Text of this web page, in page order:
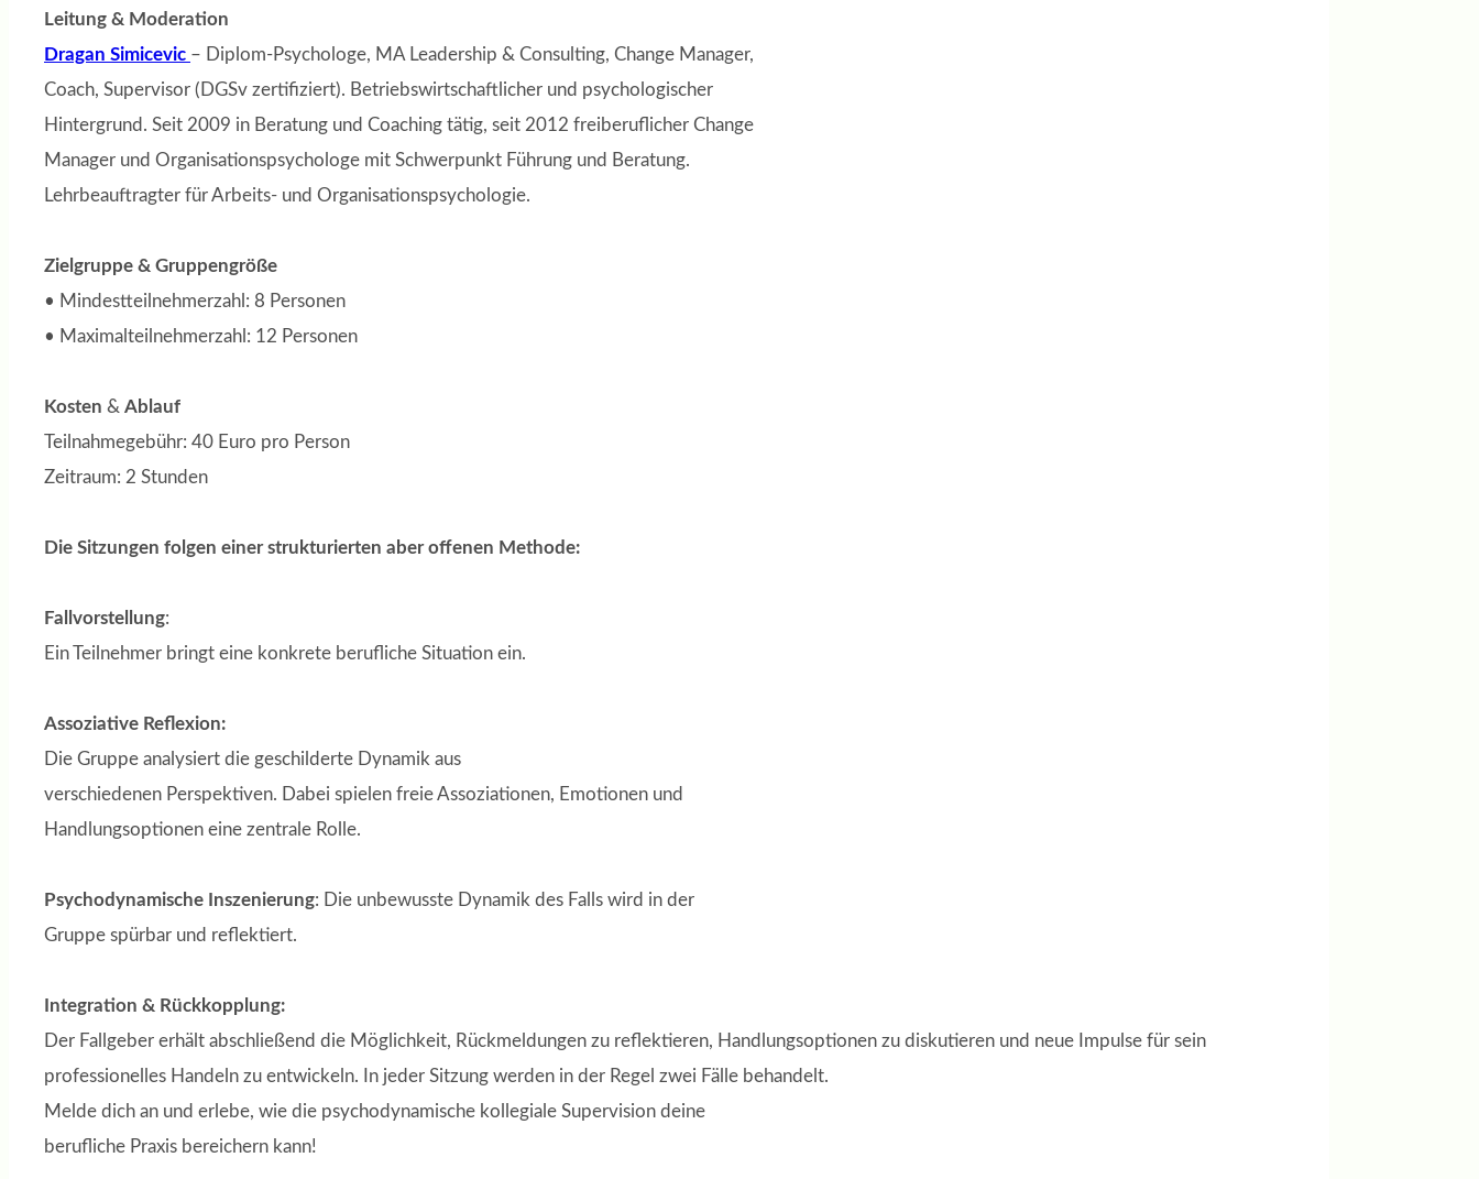
Leitung & Moderation
Dragan Simicevic – Diplom-Psychologe, MA Leadership & Consulting, Change Manager,
Coach, Supervisor (DGSv zertifiziert). Betriebswirtschaftlicher und psychologischer
Hintergrund. Seit 2009 in Beratung und Coaching tätig, seit 2012 freiberuflicher Change
Manager und Organisationspsychologe mit Schwerpunkt Führung und Beratung.
Lehrbeauftragter für Arbeits- und Organisationspsychologie.
Zielgruppe & Gruppengröße
• Mindestteilnehmerzahl: 8 Personen
• Maximalteilnehmerzahl: 12 Personen
Kosten & Ablauf
Teilnahmegebühr: 40 Euro pro Person
Zeitraum: 2 Stunden
Die Sitzungen folgen einer strukturierten aber offenen Methode:
Fallvorstellung:
Ein Teilnehmer bringt eine konkrete berufliche Situation ein.
Assoziative Reflexion:
Die Gruppe analysiert die geschilderte Dynamik aus
verschiedenen Perspektiven. Dabei spielen freie Assoziationen, Emotionen und
Handlungsoptionen eine zentrale Rolle.
Psychodynamische Inszenierung: Die unbewusste Dynamik des Falls wird in der
Gruppe spürbar und reflektiert.
Integration & Rückkopplung:
Der Fallgeber erhält abschließend die Möglichkeit, Rückmeldungen zu reflektieren, Handlungsoptionen zu diskutieren und neue Impulse für sein
professionelles Handeln zu entwickeln. In jeder Sitzung werden in der Regel zwei Fälle behandelt.
Melde dich an und erlebe, wie die psychodynamische kollegiale Supervision deine
berufliche Praxis bereichern kann!